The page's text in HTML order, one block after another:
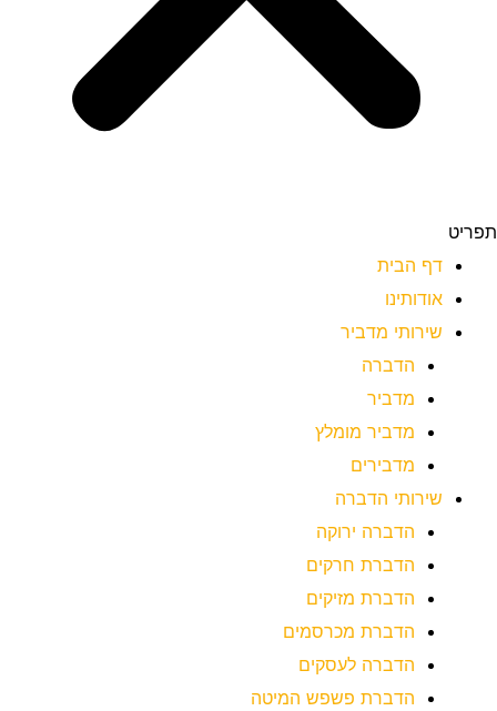
תפריט
דף הבית
אודותינו
שירותי מדביר
הדברה
מדביר
מדביר מומלץ
מדבירים
שירותי הדברה
הדברה ירוקה
הדברת חרקים
הדברת מזיקים
הדברת מכרסמים
הדברה לעסקים
הדברת פשפש המיטה